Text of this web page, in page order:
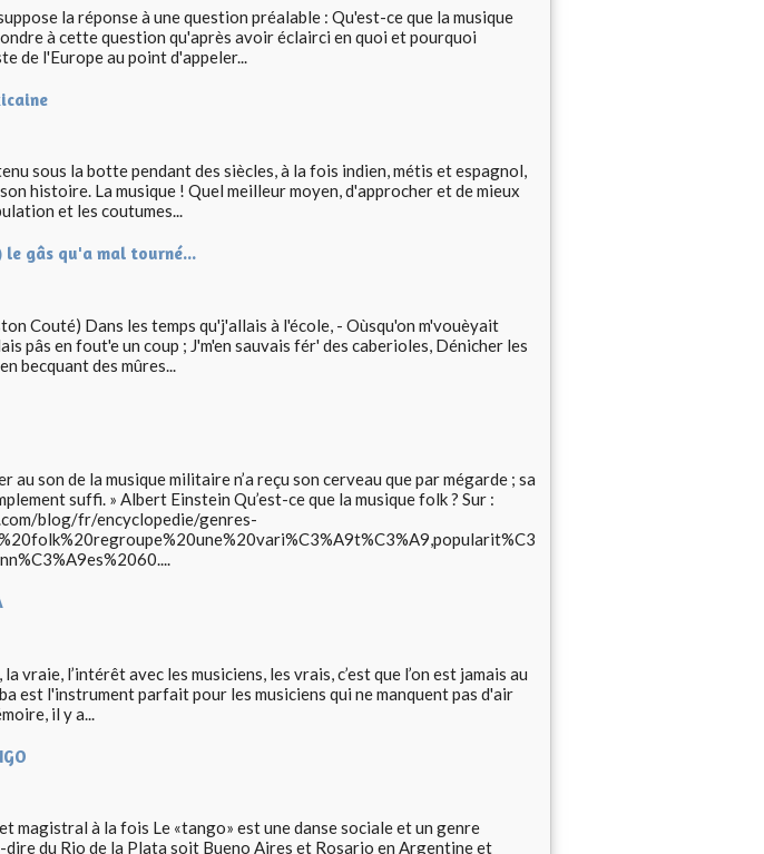
la réponse à une question préalable : Qu'est-ce que la musique
à cette question qu'après avoir éclairci en quoi et pourquoi
de l'Europe au point d'appeler...
sous la botte pendant des siècles, à la fois indien, métis et espagnol,
histoire. La musique ! Quel meilleur moyen, d'approcher et de mieux
et les coutumes...
le gâs qu'a mal tourné...
Couté) Dans les temps qu'j'allais à l'école, - Oùsqu'on m'vouèyait
pâs en fout'e un coup ; J'm'en sauvais fér' des caberioles, Dénicher les
becquant des mûres...
au son de la musique militaire n’a reçu son cerveau que par mégarde ; sa
suffi. » Albert Einstein Qu’est-ce que la musique folk ? Sur :
blog/fr/encyclopedie/genres-
vraie, l’intérêt avec les musiciens, les vrais, c’est que l’on est jamais au
est l'instrument parfait pour les musiciens qui ne manquent pas d'air
il y a...
magistral à la fois Le «tango» est une danse sociale et un genre
du Rio de la Plata soit Bueno Aires et Rosario en Argentine et